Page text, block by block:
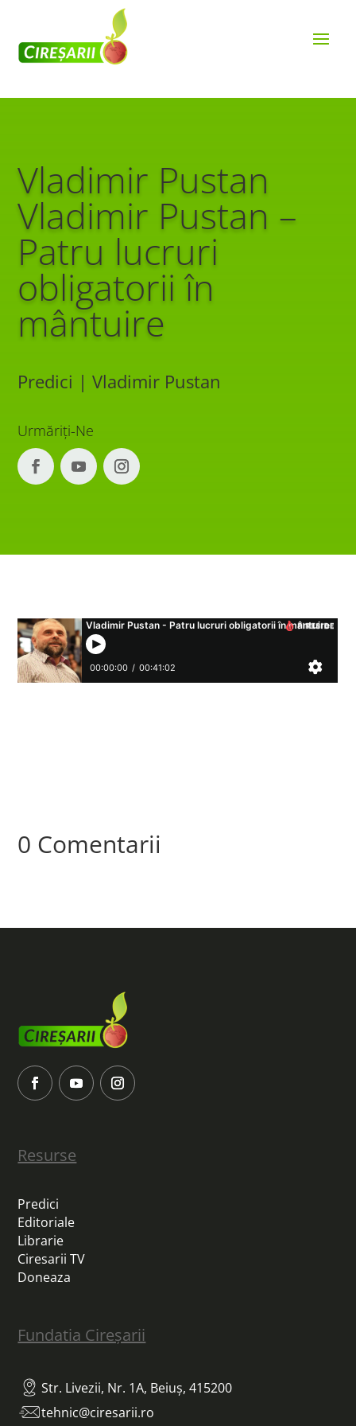
Vladimir Pustan
Vladimir Pustan –
Patru lucruri
obligatorii în
mântuire
Predici | Vladimir Pustan
Urmăriți-Ne
0 Comentarii
Resurse
Predici
Editoriale
Librarie
Ciresarii TV
Doneaza
Fundatia Cireșarii
Str. Livezii, Nr. 1A, Beiuș, 415200
tehnic@ciresarii.ro